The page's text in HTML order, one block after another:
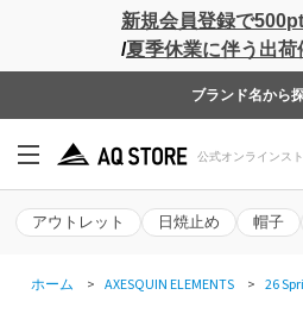
新規会員登録で
/夏季休業に伴う出荷
ブランド名から
アウトレット 日焼止め 帽子
ホーム > AXESQUIN ELEMENTS > 26